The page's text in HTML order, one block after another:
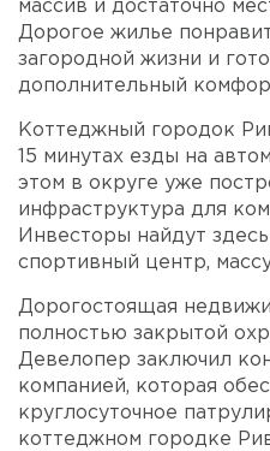
массив и достаточно
Дорогое жилье
загородной жизни и
дополнительный
Коттеджный городок
15 минутах езды на
этом в округе уже
инфраструктура для
Инвесторы найдут
спортивный центр,
Дорогостоящая
полностью закрытой
Девелопер заключил
компанией, которая
круглосуточное
коттеджном городке